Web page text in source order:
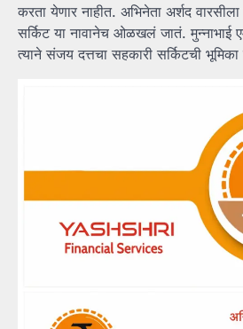
करता येणार नाहीत. अभिनेता अर्शद वारसीला
सर्किट या नावानेच ओळखलं जातं. मुन्नाभाई
त्याने संजय दत्तचा सहकारी सर्किटची भूमिका